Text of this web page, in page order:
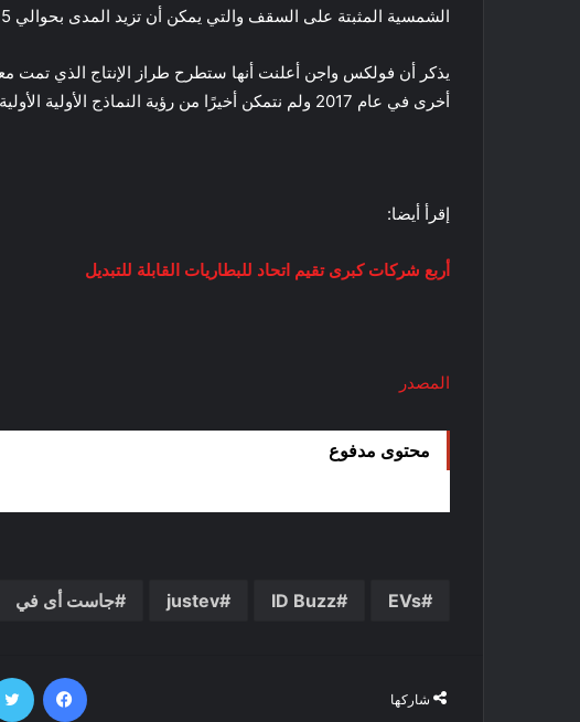
الشمسية المثبتة على السقف والتي يمكن أن تزيد المدى بحوالي 15 كم.
أخرى في عام 2017 ولم نتمكن أخيرًا من رؤية النماذج الأولية الأولية للإنتاج بعد عدة مجموعات من صور التجسس الخاصة بتلك السيارة الشهيرة .
إقرأ أيضا:
أربع شركات كبرى تقيم اتحاد للبطاريات القابلة للتبديل
المصدر
محتوى مدفوع
EVs
ID Buzz
justev جاست أى في
شاركها
فيسبوك